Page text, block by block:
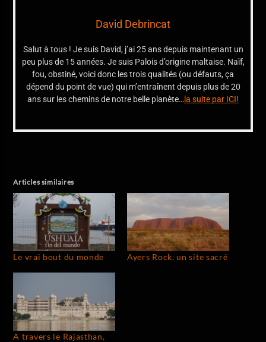
David Debrincat
Salut à tous ! Je suis David, j’ai 25 ans depuis maintenant un
peu plus de 15 années. Je suis Palois d’origine maltaise. Naïf,
fou, obstiné, voici donc les trois qualités (ou défauts, ça
dépend du point de vue) qui m’entraînent depuis plus de 20
ans sur les chemins de notre belle planète…la suite par ICI!
Articles similaires
Le vrai bout du monde Ayers Rock, un site sacré
A travers le Rajasthan,